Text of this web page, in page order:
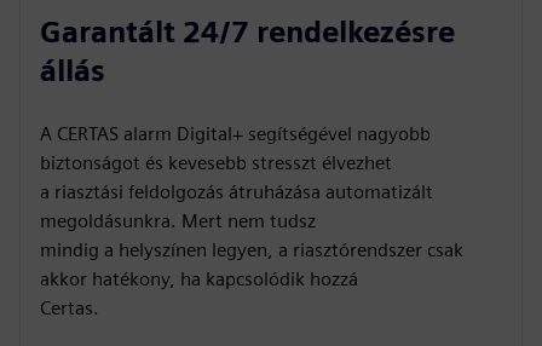
Garantált 24/7 rendelkezésre
állás
A CERTAS alarm Digital+ segítségével nagyobb
biztonságot és kevesebb stresszt élvezhet
a riasztási feldolgozás átruházása automatizált
megoldásunkra. Mert nem tudsz
mindig a helyszínen legyen, a riasztórendszer csak
akkor hatékony, ha kapcsolódik hozzá
Certas.